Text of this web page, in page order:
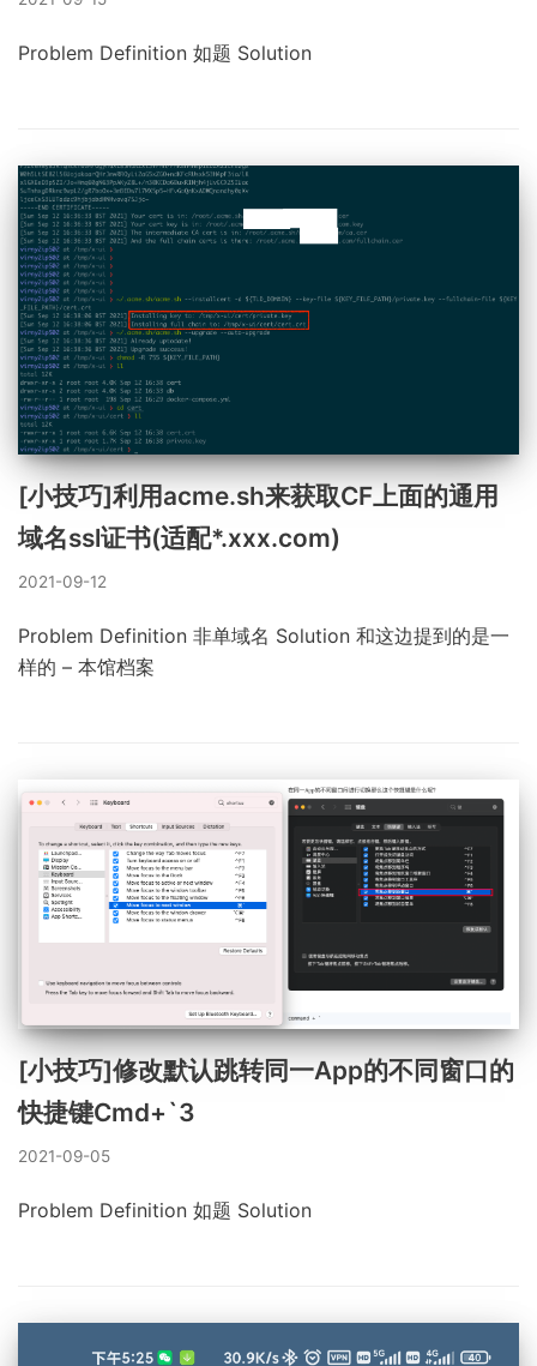
Problem Definition 如题 Solution
[小技巧]利用acme.sh来获取CF上面的通用
域名ssl证书(适配*.xxx.com)
2021-09-12
Problem Definition 非单域名 Solution 和这边提到的是一
样的 – 本馆档案
[小技巧]修改默认跳转同一App的不同窗口的
快捷键Cmd+`3
2021-09-05
Problem Definition 如题 Solution